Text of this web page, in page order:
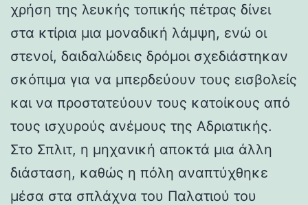
χρήση της λευκής τοπικής πέτρας δίνει
στα κτίρια μια μοναδική λάμψη, ενώ οι
στενοί, δαιδαλώδεις δρόμοι σχεδιάστηκαν
σκόπιμα για να μπερδεύουν τους εισβολείς
και να προστατεύουν τους κατοίκους από
τους ισχυρούς ανέμους της Αδριατικής.
Στο Σπλιτ, η μηχανική αποκτά μια άλλη
διάσταση, καθώς η πόλη αναπτύχθηκε
μέσα στα σπλάχνα του Παλατιού του